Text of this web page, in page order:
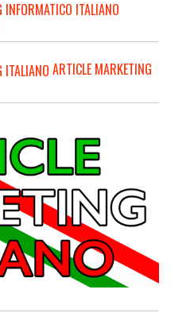
ARTICLE MARKETING